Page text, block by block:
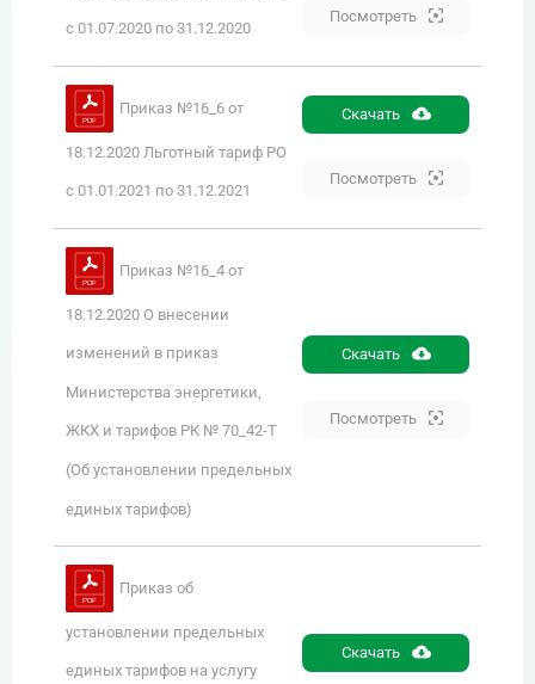
с 01.07.2020 по 31.12.2020
Посмотреть
Приказ №16_6 от
18.12.2020 Льготный тариф РО
с 01.01.2021 по 31.12.2021
Скачать
Посмотреть
Приказ №16_4 от
18.12.2020 О внесении
изменений в приказ
Министерства энергетики,
ЖКХ и тарифов РК № 70_42-Т
(Об установлении предельных
единых тарифов)
Скачать
Посмотреть
Приказ об
установлении предельных
единых тарифов на услугу
Скачать